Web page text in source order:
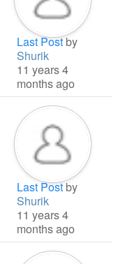
Last Postby
Shurik
11 years 4
months ago
Last Postby
Shurik
11 years 4
months ago